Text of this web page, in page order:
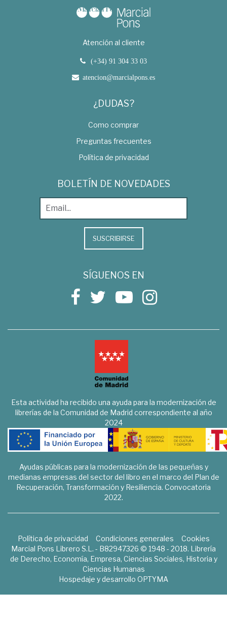
Atención al cliente
(+34) 91 304 33 03
atencion@marcialpons.es
¿DUDAS?
Como comprar
Preguntas frecuentes
Política de privacidad
BOLETÍN DE NOVEDADES
SUSCRIBIRSE
SÍGUENOS EN
Esta actividad ha recibido una ayuda para la modernización de
librerías de la Comunidad de Madrid correspondiente al año
2024
Ayudas públicas para la modernización de las pequeñas y
medianas empresas del sector del libro en el marco del Plan de
Recuperación, Transformación y Resiliencia. Convocatoria
2022.
Política de privacidad Condiciones generales
Cookies
Marcial Pons Librero S.L. - B82947326 © 1948 - 2018. Librería
de Derecho, Economía, Empresa, Ciencias Sociales, Historia y
Ciencias Humanas
Hospedaje y desarrollo OPTYMA